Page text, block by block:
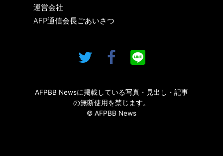
運営会社
AFP通信会長ごあいさつ
AFPBB Newsに掲載している写真・見出し・記事
の無断使用を禁じます。
© AFPBB News